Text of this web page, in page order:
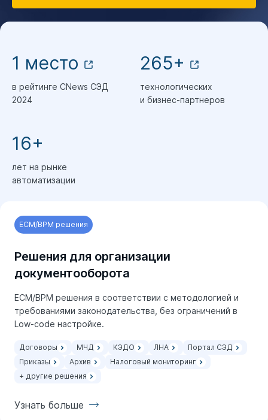
1 место
в рейтинге CNews СЭД
2024
265+
технологических
и бизнес-партнеров
16+
лет на рынке
автоматизации
ECM/BPM решения
Решения для организации
документооборота
ECM/BPM решения в соответствии с методологией и
требованиями законодательства, без ограничений в
Low-code настройке.
Договоры МЧД КЭДО ЛНА
Портал СЭД
Приказы
Архив
Налоговый мониторинг
+ другие решения
Узнать больше